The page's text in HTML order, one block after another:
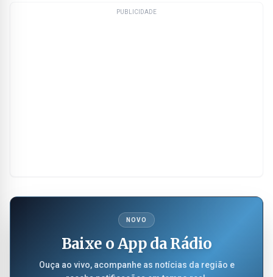
PUBLICIDADE
NOVO
Baixe o App da Rádio
Ouça ao vivo, acompanhe as notícias da região e